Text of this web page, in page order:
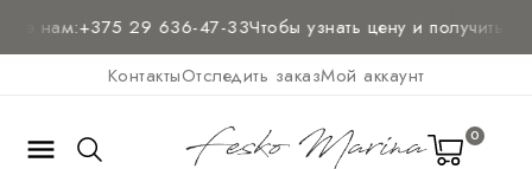
нам:+375 29 636-47-33Чтобы узнать цену и получить
КонтактыОтследить заказМой аккаунт
 0